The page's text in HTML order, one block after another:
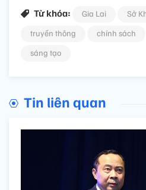
Từ khóa: Gia Lai
Sở
truyền thông
chính sách
sáng tạo
Tin liên quan